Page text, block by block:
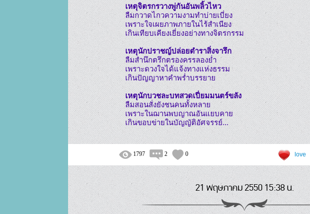
เหตุจิตรกรวางพู่กันอันพลิ้วไหว
ลืมกวาดไกวความงามทำบ่ายเบี่ยง
เพราะใจเผยภาพภายในไร้สำเนียง
เกินเทียบเคียงเยี่ยงอย่างทางจิตรกรรม
เหตุนักปราชญ์ปล่อยตำราสิ่งจารึก
ลืมสำนึกตรึกตรองครรลองย่ำ
เพราะดวงใจได้แจ้งทางแห่งธรรม
เกินปัญญาหาคำพร่ำบรรยาย
เหตุนักบวชละบทสวดเปี่ยมมนตร์ขลัง
ลืมสอนสั่งยังชนคนทั้งหลาย
เพราะในฌานพบญาณอันแยบคาย
เกินขอบข่ายในบัญญัติอัศจรรย์...
1797 2 0 love
21 พฤษภาคม 2550 15:38 น.